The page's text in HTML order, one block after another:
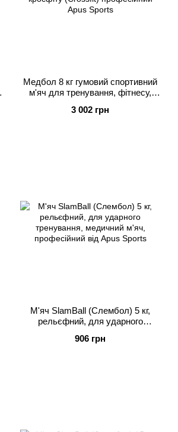
Медбол 8 кг гумовий спортивний
м'яч для тренування, фітнесу,
Apus Sports
3 002 грн
М'яч SlamBall (Слембол) 5 кг,
рельєфний, для ударного
професійний від Apus Sports
906 грн